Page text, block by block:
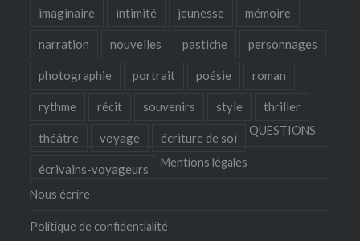
imaginaire intimité jeunesse mémoire
narration nouvelles pastiche personnages
photographie portrait poésie roman
rythme récit souvenirs style thriller
théâtre voyage écriture de soi
écrivains-voyageurs
QUESTIONS
Mentions légales
Nous écrire
Politique de confidentialité